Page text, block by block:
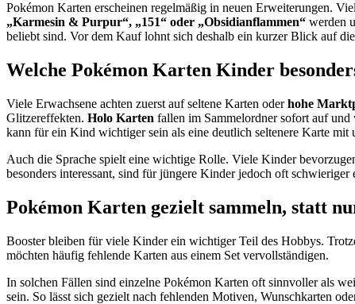
Pokémon Karten erscheinen regelmäßig in neuen Erweiterungen.
„Karmesin & Purpur“, „151“ oder „Obsidianflammen“ werden
beliebt sind. Vor dem Kauf lohnt sich deshalb ein kurzer Blick auf
Welche Pokémon Karten Kinder
Viele Erwachsene achten zuerst auf seltene Karten oderhohe
Glitzereffekten. Holo Karten fallen im Sammelordner sofort auf
kann für ein Kind wichtiger sein als eine deutlich seltenere Karte
Auch die Sprache spielt eine wichtige Rolle. Viele Kinder
besonders interessant, sind für jüngere Kinder jedoch oft schwieriger
Pokémon Karten gezielt sammeln, statt
Booster bleiben für viele Kinder ein wichtiger Teil des Hobbys.
möchten häufig fehlende Karten aus einem Set vervollständigen.
In solchen Fällen sind einzelne Pokémon Karten oft sinnvoller als
sein. So lässt sich gezielt nach fehlenden Motiven, Wunschkarten